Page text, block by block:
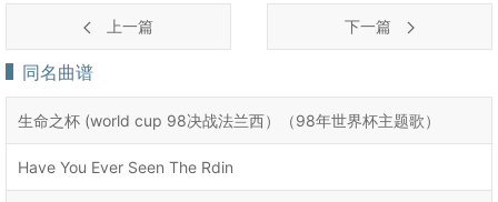
上一篇 下一篇
同名曲谱
生命之杯 (world cup 98决战法兰西）（98年世界杯主题歌）
Have You Ever Seen The Rdin